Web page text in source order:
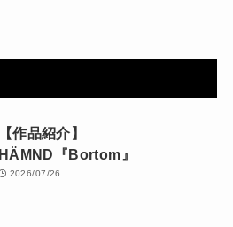
【作品紹介】
HÄMND『Bortom』
2026/07/26